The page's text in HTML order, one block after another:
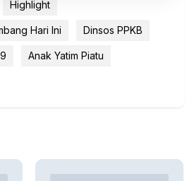
Highlight
Hari Ini Dinsos PPKB
Anak Yatim Piatu